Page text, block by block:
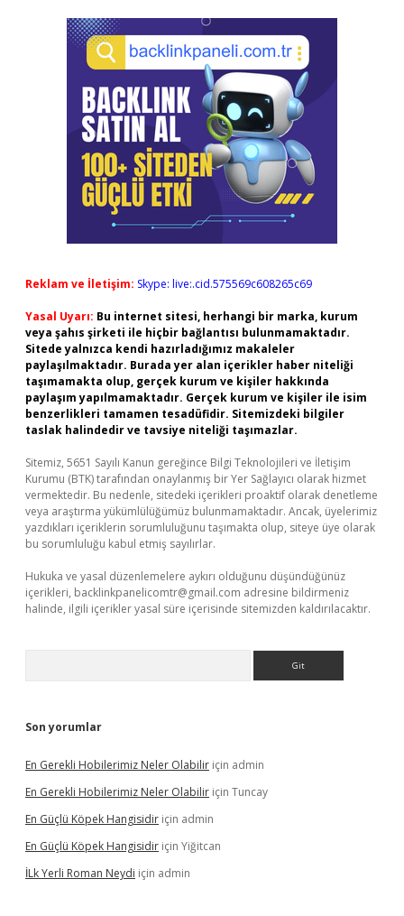
Reklam ve İletişim: Skype: live:.cid.575569c608265c69
Yasal Uyarı: Bu internet sitesi, herhangi bir marka, kurum
veya şahıs şirketi ile hiçbir bağlantısı bulunmamaktadır.
Sitede yalnızca kendi hazırladığımız makaleler
paylaşılmaktadır. Burada yer alan içerikler haber niteliği
taşımamakta olup, gerçek kurum ve kişiler hakkında
paylaşım yapılmamaktadır. Gerçek kurum ve kişiler ile isim
benzerlikleri tamamen tesadüfidir. Sitemizdeki bilgiler
taslak halindedir ve tavsiye niteliği taşımazlar.
Sitemiz, 5651 Sayılı Kanun gereğince Bilgi Teknolojileri ve İletişim
Kurumu (BTK) tarafından onaylanmış bir Yer Sağlayıcı olarak hizmet
vermektedir. Bu nedenle, sitedeki içerikleri proaktif olarak denetleme
veya araştırma yükümlülüğümüz bulunmamaktadır. Ancak, üyelerimiz
yazdıkları içeriklerin sorumluluğunu taşımakta olup, siteye üye olarak
bu sorumluluğu kabul etmiş sayılırlar.
Hukuka ve yasal düzenlemelere aykırı olduğunu düşündüğünüz
içerikleri, backlinkpanelicomtr@gmail.com adresine bildirmeniz
halinde, ilgili içerikler yasal süre içerisinde sitemizden kaldırılacaktır.
Son yorumlar
En Gerekli Hobilerimiz Neler Olabilir için admin
En Gerekli Hobilerimiz Neler Olabilir için Tuncay
En Güçlü Köpek Hangisidir için admin
En Güçlü Köpek Hangisidir için Yiğitcan
İLk Yerli Roman Neydi için admin